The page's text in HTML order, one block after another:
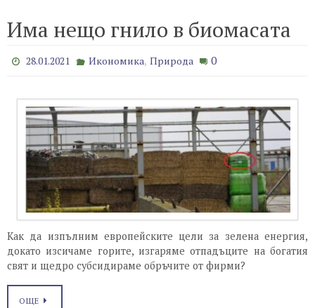
Има нещо гнило в биомасата
28.01.2021 Икономика, Природа 0
Как да изпълним европейските цели за зелена енергия,
докато изсичаме горите, изгаряме отпадъците на богатия
свят и щедро субсидираме обръчите от фирми?
ОЩЕ